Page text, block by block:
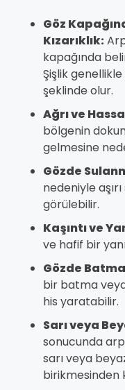
Göz
Kızarıklık:
kapağında
Şişlik
şeklinde olur.
Ağrı ve
bölgenin
gelmesine
Gözde
nedeniyle
görülebilir.
Kaşıntı ve
ve hafif bir
Gözde
bir batma
his yaratabilir.
Sarı veya
sonucunda
sarı veya
birikmesinden